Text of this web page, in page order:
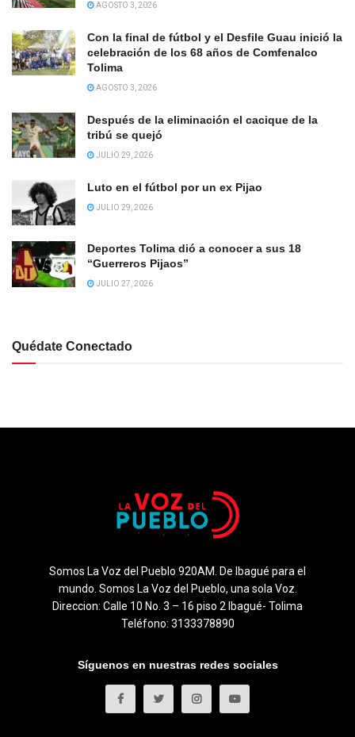
AGOSTO 3, 2026
Con la final de fútbol y el Desfile Guau inició la
celebración de los 68 años de Comfenalco
Tolima
AGOSTO 3, 2026
Después de la eliminación el cacique de la
tribú se quejó
JULIO 29, 2026
Luto en el fútbol por un ex Pijao
JULIO 29, 2026
Deportes Tolima dió a conocer a sus 18
“Guerreros Pijaos”
JULIO 27, 2026
Quédate Conectado
Somos La Voz del Pueblo 920AM. De Ibagué para el
mundo. Somos La Voz del Pueblo, una sola Voz.
Direccion: Calle 10 No. 3 – 16 piso 2 Ibagué- Tolima
Teléfono: 3133378890
Síguenos en nuestras redes sociales